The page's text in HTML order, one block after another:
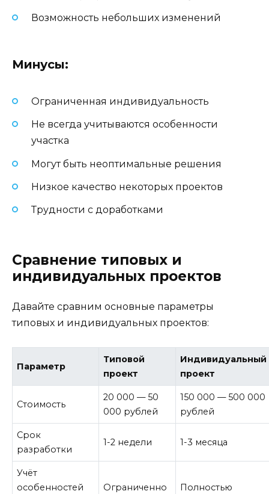
Возможность небольших изменений
Минусы:
Ограниченная индивидуальность
Не всегда учитываются особенности
участка
Могут быть неоптимальные решения
Низкое качество некоторых проектов
Трудности с доработками
Сравнение типовых и
индивидуальных проектов
Давайте сравним основные параметры
типовых и индивидуальных проектов:
Параметр
Типовой
проект
Индивидуальный
проект
Стоимость
20 000 — 50
000 рублей
150 000 — 500 000
рублей
Срок
разработки
1-2 недели 1-3 месяца
Учёт
особенностей
Ограниченно Полностью